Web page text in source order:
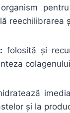
reechilibrarea
: folosită și
și la